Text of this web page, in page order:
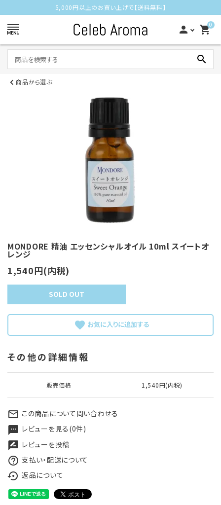
5,000円以上のお買い上げで【送料無料】
person 0
shopping_cart
search
アロマディフューザー
商品から選ぶ
MONDORE 精油 エッセンシャルオイル 10ml スイートオ
レンジ
1,540円(内税)
SOLD OUT
favorite
その他の詳細情報
販売価格 1,540円(内税)
mail_outline この商品について問い合わせる
textsms レビューを見る(0件)
rate_review レビューを投稿
help_outline 支払い・配送について
settings_backup_restore 返品について